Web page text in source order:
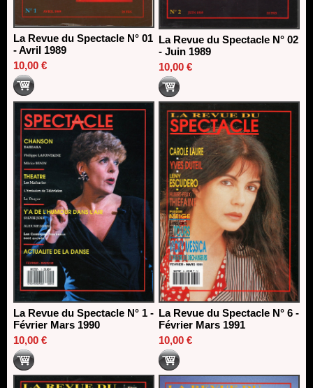
La Revue du Spectacle N° 01
- Avril 1989
10,00 €
La Revue du Spectacle N° 02
- Juin 1989
10,00 €
La Revue du Spectacle N° 1 -
Février Mars 1990
10,00 €
La Revue du Spectacle N° 6 -
Février Mars 1991
10,00 €